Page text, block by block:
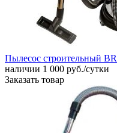
Пылесос строительный
наличии 1 000 руб./сутки
Заказать товар